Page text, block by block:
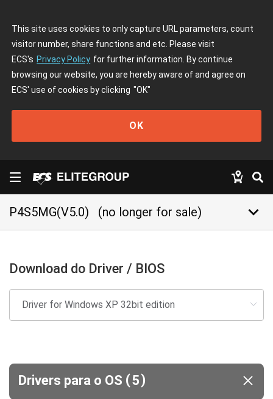
This site uses cookies to only capture URL parameters, count
visitor number, share functions and etc. Please visit
ECS's Privacy Policy for further information. By continue
browsing our website, you are hereby aware of and agree on
ECS' use of cookies by clicking "OK"
OK
P4S5MG(V5.0) (no longer for sale) keyboard_arrow_down
Download do Driver / BIOS
Drivers para o OS (5)